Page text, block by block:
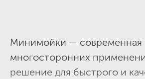
Минимойки — современная
многосторонних
решение для быстрого и